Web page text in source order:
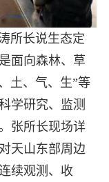
所长说生态定
面向森林、草
土、气、生”等
学研究、监测
张所长现场详
天山东部周边
续观测、收